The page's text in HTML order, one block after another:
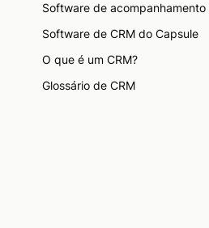
Software de
Software de CRM do Capsule
O que é um CRM?
Glossário de CRM